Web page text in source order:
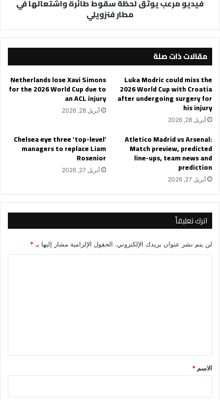
فنزويلي
فيديو مرعب يوثق لحظة سقوط طائرة واشتعالها في
مطار فنزويلي
مقالات ذات صلة
Luka Modric could miss the
2026 World Cup with Croatia
after undergoing surgery for
his injury
أبريل 28, 2026
Netherlands lose Xavi Simons
for the 2026 World Cup due to
an ACL injury
أبريل 28, 2026
Atletico Madrid vs Arsenal:
Match preview, predicted
line-ups, team news and
prediction
أبريل 27, 2026
Chelsea eye three ‘top-level’
managers to replace Liam
Rosenior
أبريل 27, 2026
اترك تعليقاً
لن يتم نشر عنوان بريدك الإلكتروني. الحقول الإلزامية مشار إليها بـ*
*
الاسم *